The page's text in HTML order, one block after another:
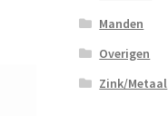
Manden
Overigen
Zink/Metaal